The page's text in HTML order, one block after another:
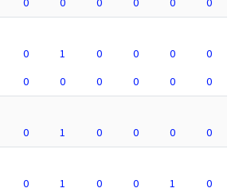
0 1 0 0 0
0
0 0 0 0 0
0
0 1 0 0 0
0
0 1 0 0 1
0